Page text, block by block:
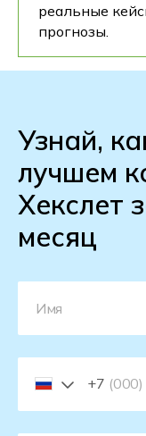
реальные
прогнозы.
Узнай,
лучшем
Хекслет
месяц
+7